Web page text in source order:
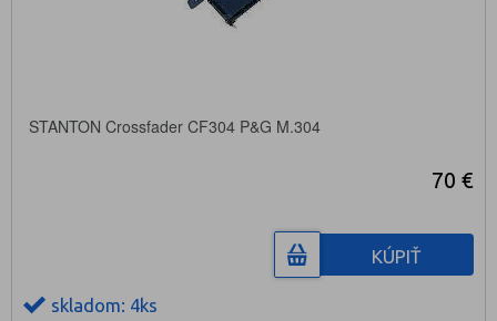
STANTON Crossfader CF304 P&G M.304
70 €
KÚPIŤ
skladom: 4ks